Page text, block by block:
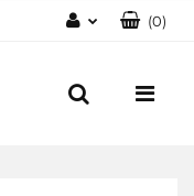
Zarejestruj się
(0)